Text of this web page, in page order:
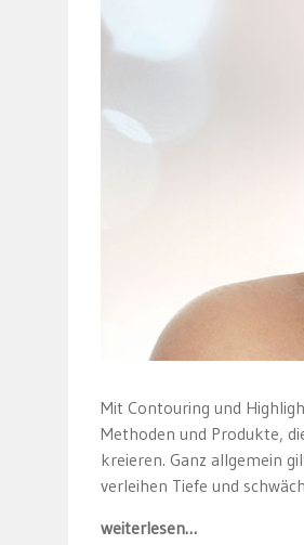
Mit Contouring und
Methoden und Produkte,
kreieren. Ganz allgemein
verleihen Tiefe und
weiterlesen…